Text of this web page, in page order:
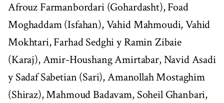
Afrouz Farmanbordari (Gohardasht), Foad
Moghaddam (Isfahan), Vahid Mahmoudi, Vahid
Mokhtari, Farhad Sedghi y Ramin Zibaie
(Karaj), Amir-Houshang Amirtabar, Navid Asadi
y Sadaf Sabetian (Sari), Amanollah Mostaghim
(Shiraz), Mahmoud Badavam, Soheil Ghanbari,